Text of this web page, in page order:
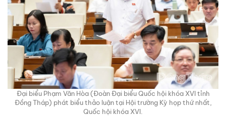
Đại biểu Phạm Văn Hòa (Đoàn Đại biểu Quốc hội khóa XVI tỉnh
Đồng Tháp) phát biểu thảo luận tại Hội trường Kỳ họp thứ nhất,
Quốc hội khóa XVI.